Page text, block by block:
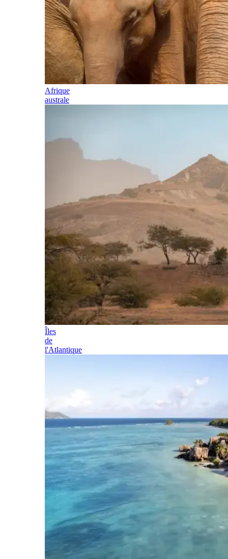
Afrique
australe
Îles
de
l'Atlantique